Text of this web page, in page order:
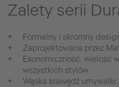
Zalety serii
Formalny i skromny
Zaprojektowana przez
Ekonomiczność, wielość
wszystkich stylów
Wąska krawędź